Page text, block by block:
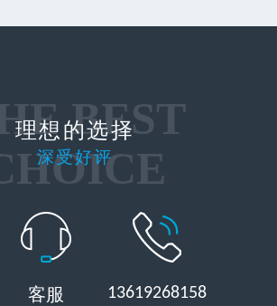
客服 13619268158
BEST
理想的选择
深受好评